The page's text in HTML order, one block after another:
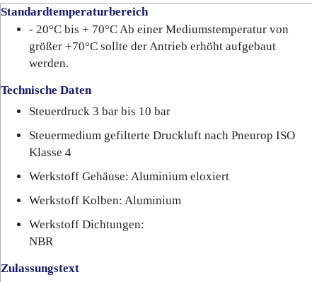
Standardtemperaturbereich
- 20°C bis + 70°C Ab einer Mediumstemperatur von
größer +70°C sollte der Antrieb erhöht aufgebaut
werden.
Technische Daten
Steuerdruck 3 bar bis 10 bar
Steuermedium gefilterte Druckluft nach Pneurop ISO
Klasse 4
Werkstoff Gehäuse: Aluminium eloxiert
Werkstoff Kolben: Aluminium
Werkstoff Dichtungen:
NBR
Zulassungstext